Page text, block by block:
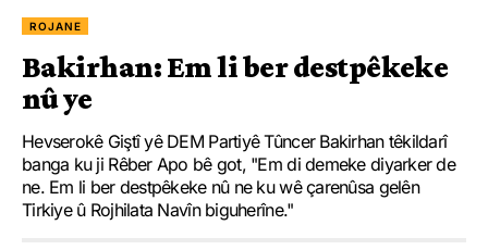
ROJANE
Bakirhan: Em li ber destpêkeke
nû ye
Hevserokê Giştî yê DEM Partiyê Tûncer Bakirhan têkildarî
banga ku ji Rêber Apo bê got, "Em di demeke diyarker de
ne. Em li ber destpêkeke nû ne ku wê çarenûsa gelên
Tirkiye û Rojhilata Navîn biguherîne."